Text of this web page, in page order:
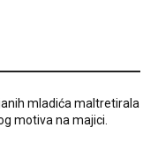
mladića maltretirala
motiva na majici.